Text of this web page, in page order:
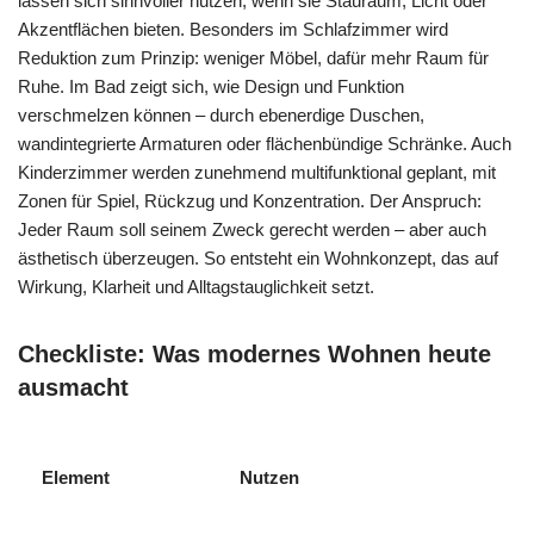
Akzentflächen bieten. Besonders im Schlafzimmer wird
Reduktion zum Prinzip: weniger Möbel, dafür mehr Raum für
Ruhe. Im Bad zeigt sich, wie Design und Funktion
verschmelzen können – durch ebenerdige Duschen,
wandintegrierte Armaturen oder flächenbündige Schränke. Auch
Kinderzimmer werden zunehmend multifunktional geplant, mit
Zonen für Spiel, Rückzug und Konzentration. Der Anspruch:
Jeder Raum soll seinem Zweck gerecht werden – aber auch
ästhetisch überzeugen. So entsteht ein Wohnkonzept, das auf
Wirkung, Klarheit und Alltagstauglichkeit setzt.
Checkliste: Was modernes Wohnen heute
ausmacht
Element Nutzen